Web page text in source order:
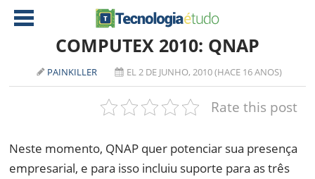
NOTÍCIAS
COMPUTEX 2010: QNAP
PAINKILLER EL 2 DE JUNHO, 2010 (HACE 16 ANOS)
Rate this post
Neste momento, QNAP quer potenciar sua presença
empresarial, e para isso incluiu suporte para as três